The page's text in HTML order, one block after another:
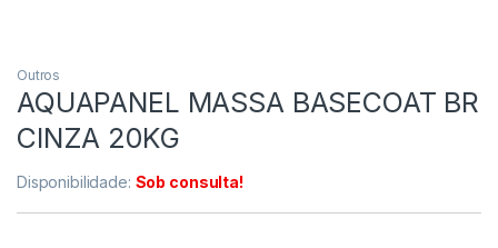
Outros
AQUAPANEL MASSA BASECOAT BR
CINZA 20KG
Disponibilidade: Sob consulta!